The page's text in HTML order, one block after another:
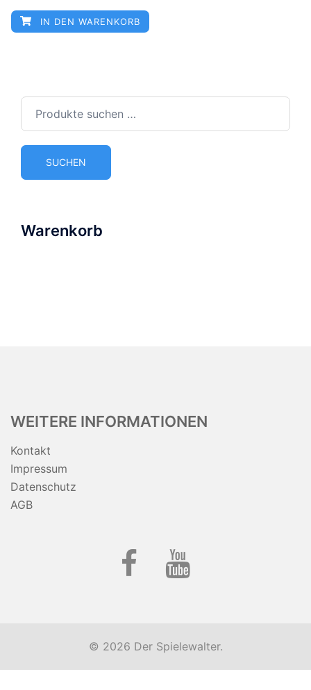
IN DEN WARENKORB
nach:
SUCHEN
Warenkorb
WEITERE INFORMATIONEN
Kontakt
Impressum
Datenschutz
AGB
Facebook
© 2026 Der Spielewalter.